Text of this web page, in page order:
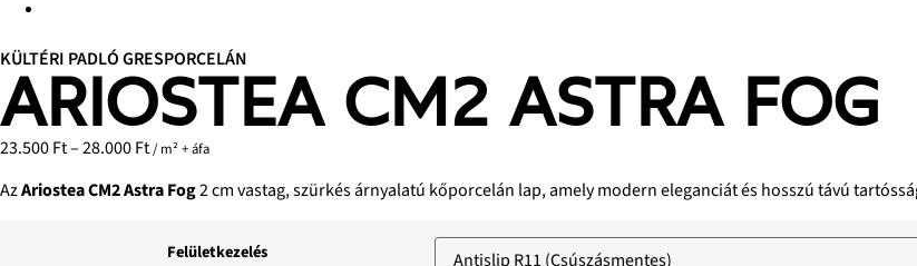
KÜLTÉRI PADLÓ GRESPORCELÁN
ARIOSTEA CM2 ASTRA FOG
23.500Ft–28.000Ft/ m² + áfa
AzAriostea CM2 Astra Fog2 cm vastag, szürkés árnyalatú kőporcelán lap, amely modern eleganciát és hosszú távú
Felületkezelés